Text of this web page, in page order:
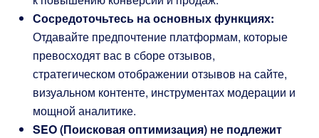
Сосредоточьтесь на основных функциях:
Отдавайте предпочтение платформам, которые
превосходят вас в сборе отзывов,
стратегическом отображении отзывов на сайте,
визуальном контенте, инструментах модерации и
мощной аналитике.
SEO (Поисковая оптимизация) не подлежит